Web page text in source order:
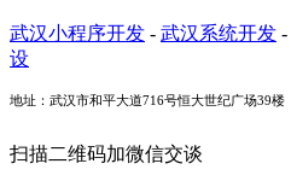
武汉小程序开发 - 武汉系统开发 -
设
地址：武汉市和平大道716号恒大世纪广场39楼
扫描二维码加微信交谈